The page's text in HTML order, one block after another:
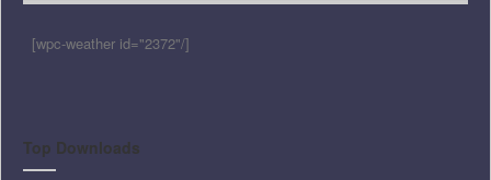
[wpc-weather id="2372"/]
Top Downloads